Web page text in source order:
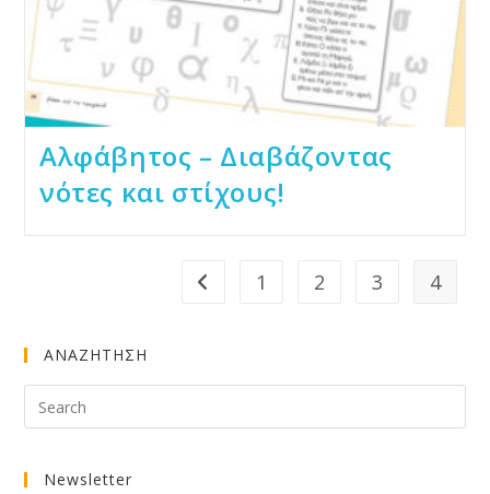
Αλφάβητος – Διαβάζοντας
νότες και στίχους!
Go to the previous page
1 2 3 4
ΑΝΑΖΗΤΗΣΗ
Newsletter